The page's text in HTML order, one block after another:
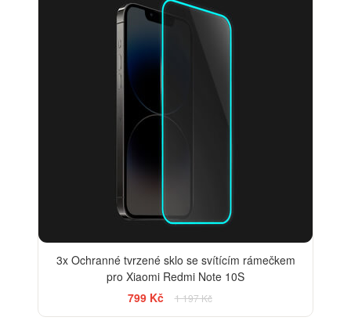
3x Ochranné tvrzené sklo se svítícím rámečkem
pro Xiaomi Redmi Note 10S
799 Kč
1 197 Kč